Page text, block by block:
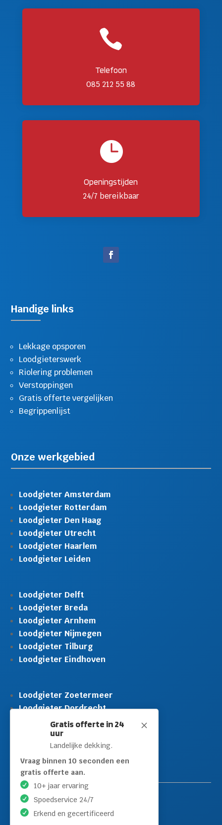

Telefoon
085 212 55 88

Openingstijden
24/7 bereikbaar
M
Gratis offerte in 24
uur
Landelijke dekking.
Vraag binnen 10 seconden een
gratis offerte aan.
10+ jaar ervaring
Spoedservice 24/7
Erkend en gecertificeerd
Handige links
Lekkage opsporen
Loodgieterswerk
Riolering problemen
Verstoppingen
Gratis offerte vergelijken
Begrippenlijst
Onze werkgebied
Loodgieter Amsterdam
Loodgieter Rotterdam
Loodgieter Den Haag
Loodgieter Utrecht
Loodgieter Haarlem
Loodgieter Leiden
Loodgieter Delft
Loodgieter Breda
Loodgieter Arnhem
Loodgieter Nijmegen
Loodgieter Tilburg
Loodgieter Eindhoven
Loodgieter Zoetermeer
Loodgieter Dordrecht
Loodgieter Rijswijk
Loodgieter Schiedam
Loodgieter Leidschendam
Loodgieter Hilversum